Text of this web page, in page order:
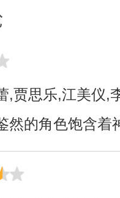
·布
里奇,
里
·德普
,奥
斯·
洛伦
,贾思乐,江美仪,
然的角色饱含着